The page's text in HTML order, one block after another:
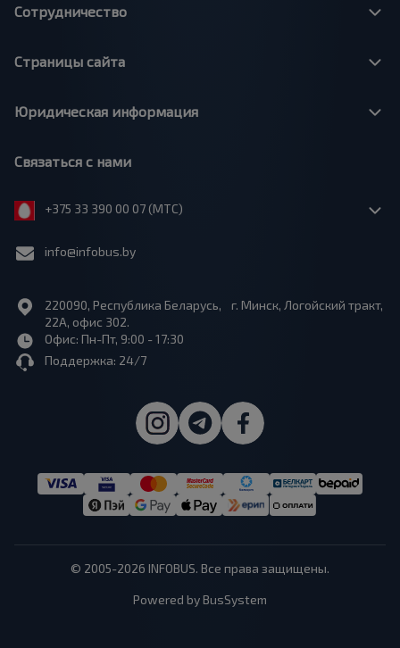
Сотрудничество
Страницы сайта
Юридическая информация
Связаться с нами
+375 33 390 00 07 (МТС)
info@infobus.by
220090, Республика Беларусь, г. Минск, Логойский тракт,
22А, офис 302.
Офис: Пн-Пт, 9:00 - 17:30
Поддержка: 24/7
© 2005-2026 INFOBUS. Все права защищены.
Powered by BusSystem